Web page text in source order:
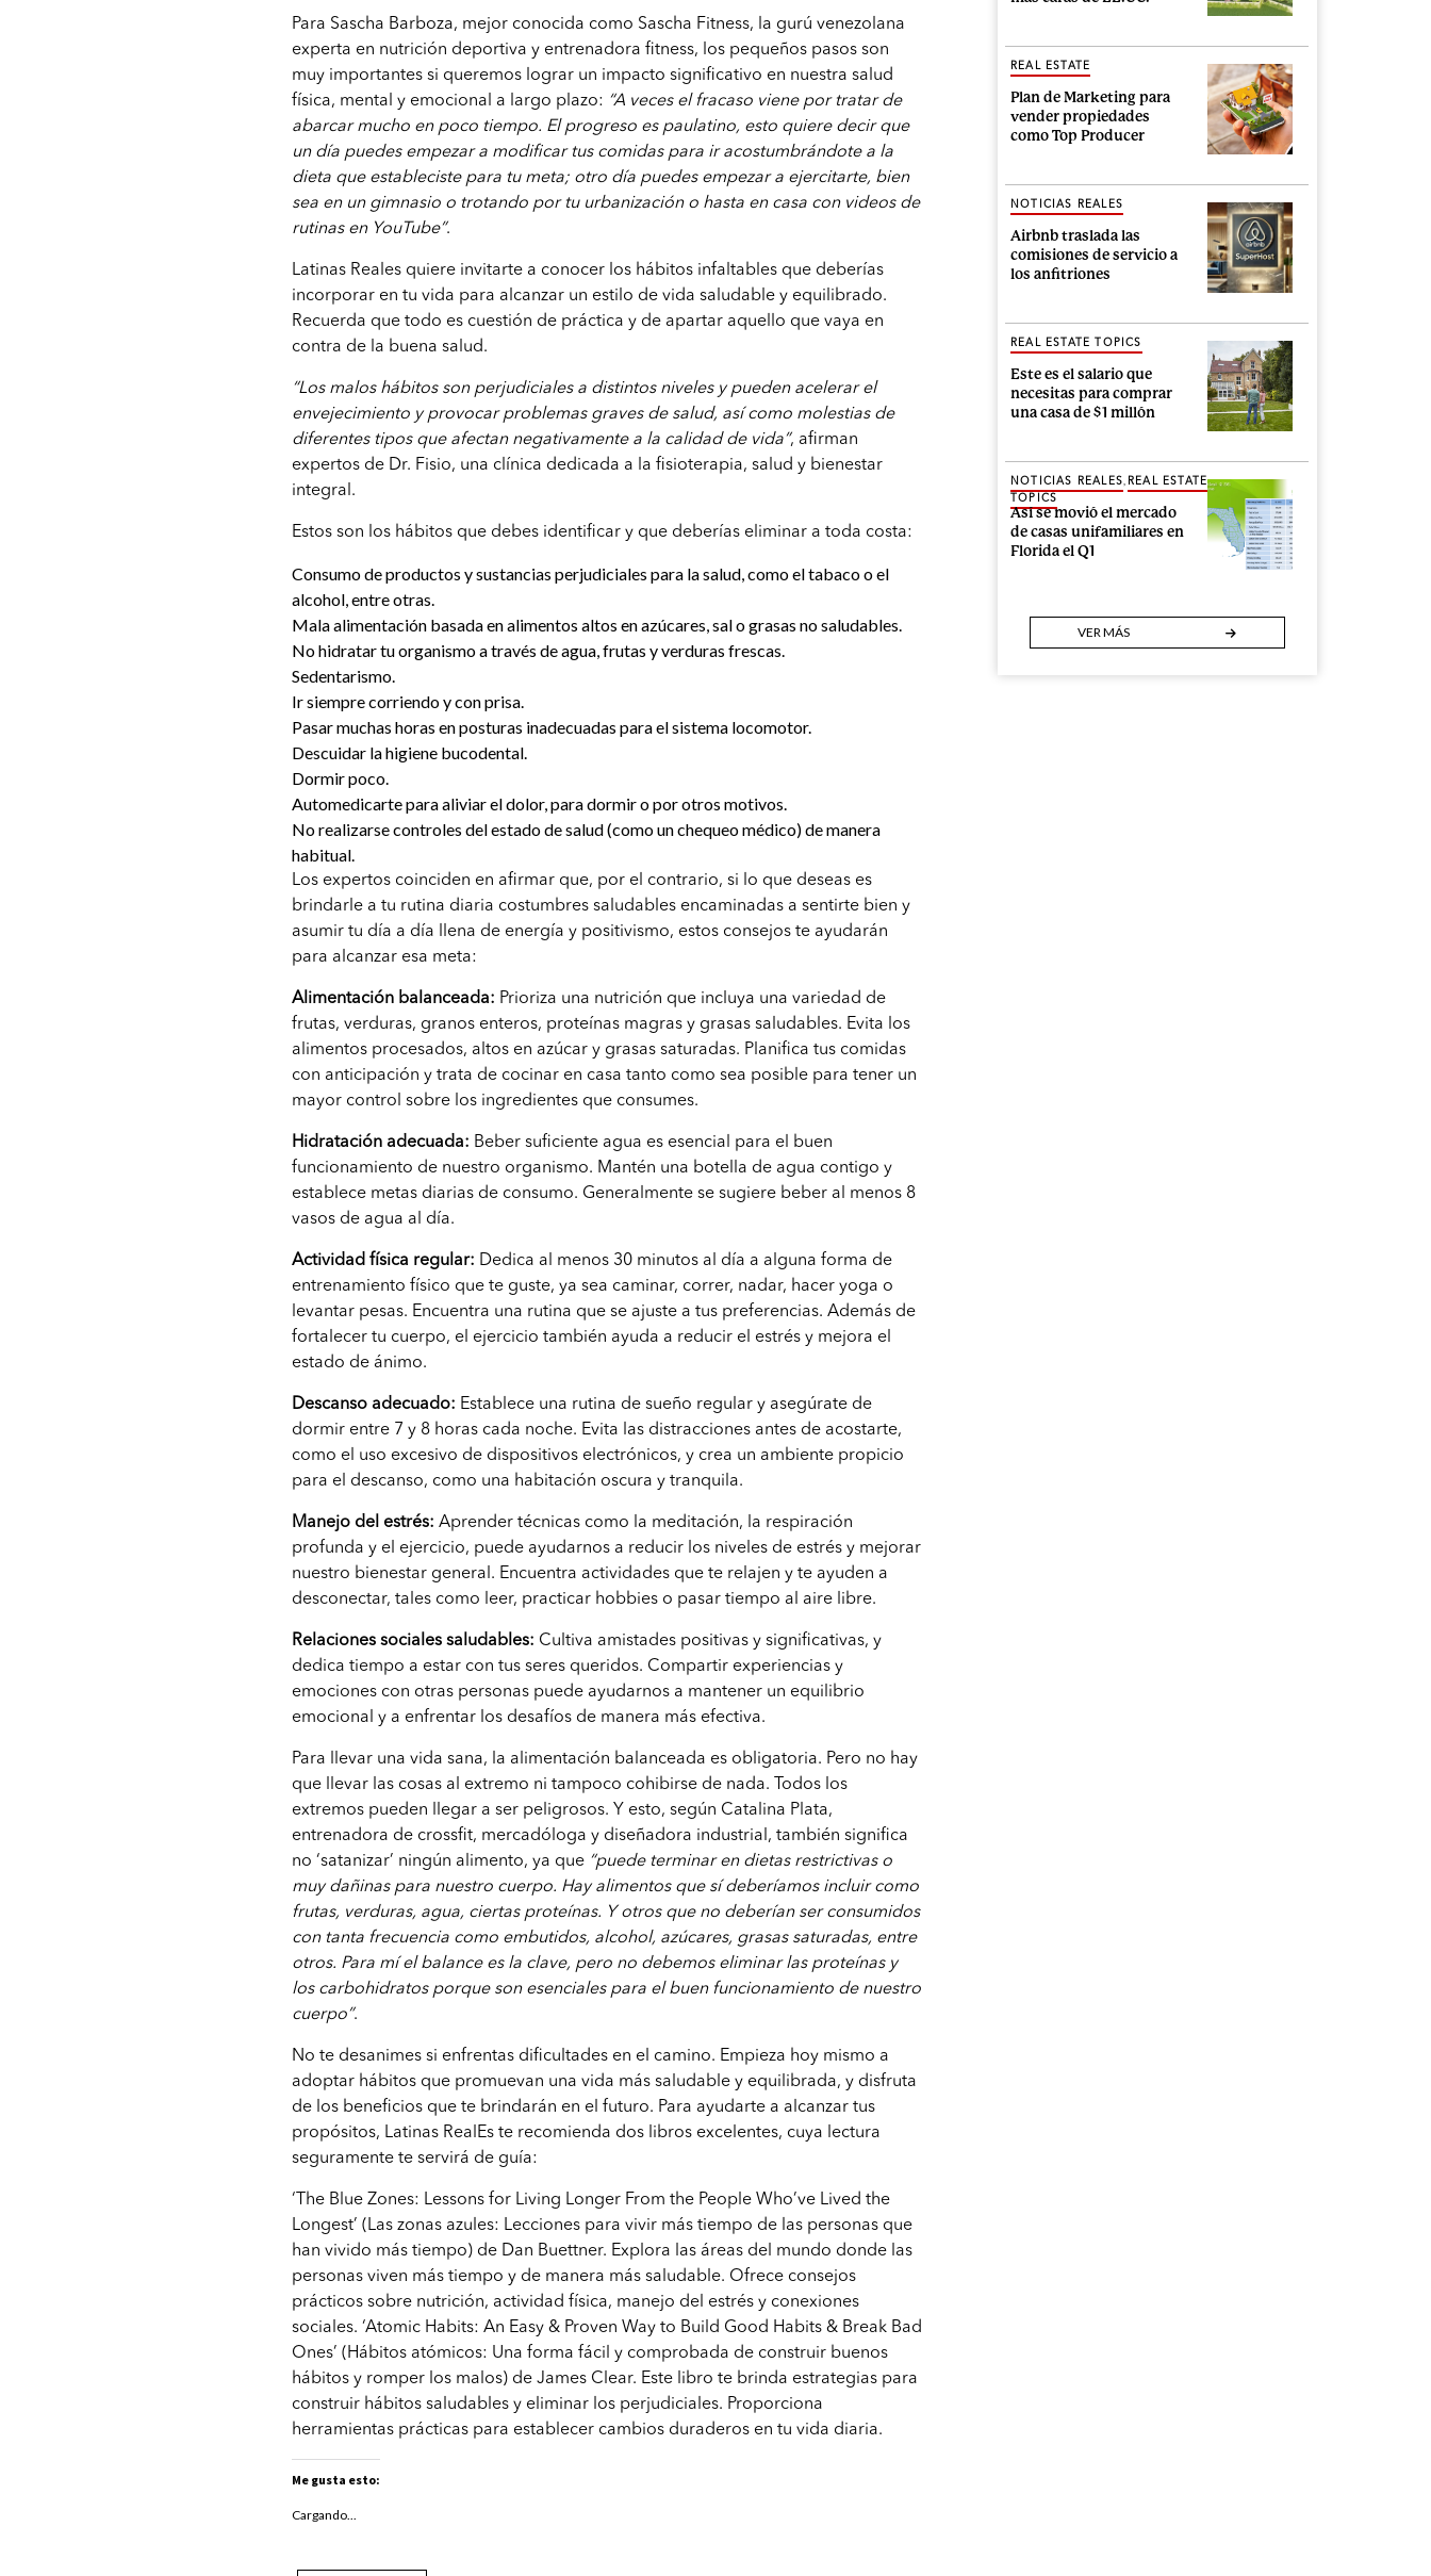
Para Sascha Barboza, mejor conocida como Sascha Fitness, la gurú venezolana
experta en nutrición deportiva y entrenadora fitness, los pequeños pasos son
muy importantes si queremos lograr un impacto significativo en nuestra salud
física, mental y emocional a largo plazo: “A veces el fracaso viene por tratar de
abarcar mucho en poco tiempo. El progreso es paulatino, esto quiere decir que
un día puedes empezar a modificar tus comidas para ir acostumbrándote a la
dieta que estableciste para tu meta; otro día puedes empezar a ejercitarte, bien
sea en un gimnasio o trotando por tu urbanización o hasta en casa con videos de
rutinas en YouTube”.
Latinas Reales quiere invitarte a conocer los hábitos infaltables que deberías
incorporar en tu vida para alcanzar un estilo de vida saludable y equilibrado.
Recuerda que todo es cuestión de práctica y de apartar aquello que vaya en
contra de la buena salud.
“Los malos hábitos son perjudiciales a distintos niveles y pueden acelerar el
envejecimiento y provocar problemas graves de salud, así como molestias de
diferentes tipos que afectan negativamente a la calidad de vida”, afirman
expertos de Dr. Fisio, una clínica dedicada a la fisioterapia, salud y bienestar
integral.
Estos son los hábitos que debes identificar y que deberías eliminar a toda costa:
Consumo de productos y sustancias perjudiciales para la salud, como el tabaco o el
alcohol, entre otras.
Mala alimentación basada en alimentos altos en azúcares, sal o grasas no saludables.
No hidratar tu organismo a través de agua, frutas y verduras frescas.
Sedentarismo.
Ir siempre corriendo y con prisa.
Pasar muchas horas en posturas inadecuadas para el sistema locomotor.
Descuidar la higiene bucodental.
Dormir poco.
Automedicarte para aliviar el dolor, para dormir o por otros motivos.
No realizarse controles del estado de salud (como un chequeo médico) de manera
habitual.
Los expertos coinciden en afirmar que, por el contrario, si lo que deseas es
brindarle a tu rutina diaria costumbres saludables encaminadas a sentirte bien y
asumir tu día a día llena de energía y positivismo, estos consejos te ayudarán
para alcanzar esa meta:
Alimentación balanceada: Prioriza una nutrición que incluya una variedad de
frutas, verduras, granos enteros, proteínas magras y grasas saludables. Evita los
alimentos procesados, altos en azúcar y grasas saturadas. Planifica tus comidas
con anticipación y trata de cocinar en casa tanto como sea posible para tener un
mayor control sobre los ingredientes que consumes.
Hidratación adecuada: Beber suficiente agua es esencial para el buen
funcionamiento de nuestro organismo. Mantén una botella de agua contigo y
establece metas diarias de consumo. Generalmente se sugiere beber al menos 8
vasos de agua al día.
Actividad física regular: Dedica al menos 30 minutos al día a alguna forma de
entrenamiento físico que te guste, ya sea caminar, correr, nadar, hacer yoga o
levantar pesas. Encuentra una rutina que se ajuste a tus preferencias. Además de
fortalecer tu cuerpo, el ejercicio también ayuda a reducir el estrés y mejora el
estado de ánimo.
Descanso adecuado: Establece una rutina de sueño regular y asegúrate de
dormir entre 7 y 8 horas cada noche. Evita las distracciones antes de acostarte,
como el uso excesivo de dispositivos electrónicos, y crea un ambiente propicio
para el descanso, como una habitación oscura y tranquila.
Manejo del estrés: Aprender técnicas como la meditación, la respiración
profunda y el ejercicio, puede ayudarnos a reducir los niveles de estrés y mejorar
nuestro bienestar general. Encuentra actividades que te relajen y te ayuden a
desconectar, tales como leer, practicar hobbies o pasar tiempo al aire libre.
Relaciones sociales saludables: Cultiva amistades positivas y significativas, y
dedica tiempo a estar con tus seres queridos. Compartir experiencias y
emociones con otras personas puede ayudarnos a mantener un equilibrio
emocional y a enfrentar los desafíos de manera más efectiva.
Para llevar una vida sana, la alimentación balanceada es obligatoria. Pero no hay
que llevar las cosas al extremo ni tampoco cohibirse de nada. Todos los
extremos pueden llegar a ser peligrosos. Y esto, según Catalina Plata,
entrenadora de crossfit, mercadóloga y diseñadora industrial, también significa
no ‘satanizar’ ningún alimento, ya que “puede terminar en dietas restrictivas o
muy dañinas para nuestro cuerpo. Hay alimentos que sí deberíamos incluir como
frutas, verduras, agua, ciertas proteínas. Y otros que no deberían ser consumidos
con tanta frecuencia como embutidos, alcohol, azúcares, grasas saturadas, entre
otros. Para mí el balance es la clave, pero no debemos eliminar las proteínas y
los carbohidratos porque son esenciales para el buen funcionamiento de nuestro
cuerpo”.
No te desanimes si enfrentas dificultades en el camino. Empieza hoy mismo a
adoptar hábitos que promuevan una vida más saludable y equilibrada, y disfruta
de los beneficios que te brindarán en el futuro. Para ayudarte a alcanzar tus
propósitos, Latinas RealEs te recomienda dos libros excelentes, cuya lectura
seguramente te servirá de guía:
‘The Blue Zones: Lessons for Living Longer From the People Who’ve Lived the
Longest’ (Las zonas azules: Lecciones para vivir más tiempo de las personas que
han vivido más tiempo) de Dan Buettner. Explora las áreas del mundo donde las
personas viven más tiempo y de manera más saludable. Ofrece consejos
prácticos sobre nutrición, actividad física, manejo del estrés y conexiones
sociales. ‘Atomic Habits: An Easy & Proven Way to Build Good Habits & Break Bad
Ones’ (Hábitos atómicos: Una forma fácil y comprobada de construir buenos
hábitos y romper los malos) de James Clear. Este libro te brinda estrategias para
construir hábitos saludables y eliminar los perjudiciales. Proporciona
herramientas prácticas para establecer cambios duraderos en tu vida diaria.
Me gusta esto:
Cargando...
Plan de Marketing para
vender propiedades
como Top Producer
REAL ESTATE
Airbnb traslada las
comisiones de servicio a
los anfitriones
NOTICIAS REALES
Este es el salario que
necesitas para comprar
una casa de $1 millón
REAL ESTATE TOPICS
Así se movió el mercado
de casas unifamiliares en
Florida el Q1
NOTICIAS REALES REAL ESTATE
TOPICS
VER MÁS